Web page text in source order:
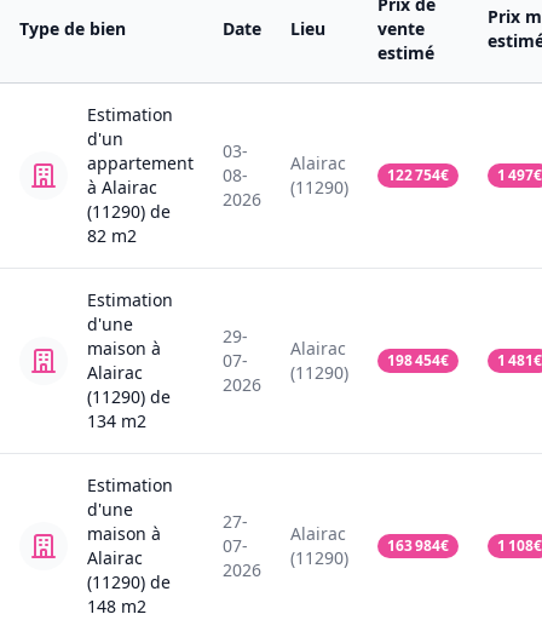
Type de bien Date Lieu
Prix de
vente
estimé
Prix
Estimation
d'un
appartement
à Alairac
(11290) de
82 m2
03-
08-
2026
Alairac
(11290)
122 754€ 1 497€
Estimation
d'une
maison à
Alairac
(11290) de
134 m2
29-
07-
2026
Alairac
(11290)
198 454€ 1 481€
Estimation
d'une
maison à
Alairac
(11290) de
148 m2
27-
07-
2026
Alairac
(11290)
163 984€ 1 108€